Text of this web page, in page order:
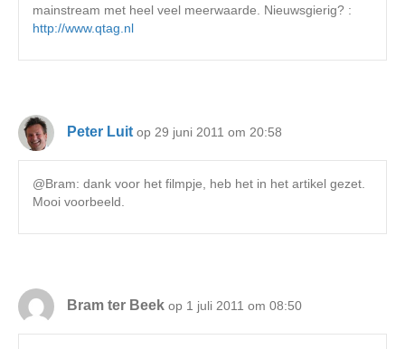
mainstream met heel veel meerwaarde. Nieuwsgierig? :
http://www.qtag.nl
Peter Luit op 29 juni 2011 om 20:58
@Bram: dank voor het filmpje, heb het in het artikel gezet.
Mooi voorbeeld.
Bram ter Beek op 1 juli 2011 om 08:50